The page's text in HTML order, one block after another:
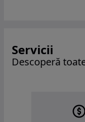
Servicii
Descoperă